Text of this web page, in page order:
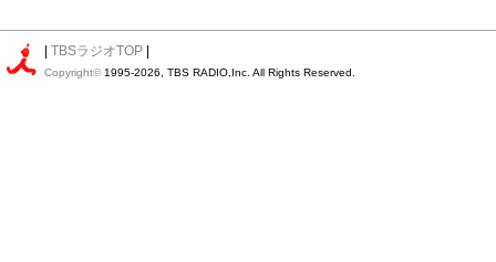
TBSラジオTOP
Copyright© 1995-2026, TBS RADIO,Inc. All Rights Reserved.